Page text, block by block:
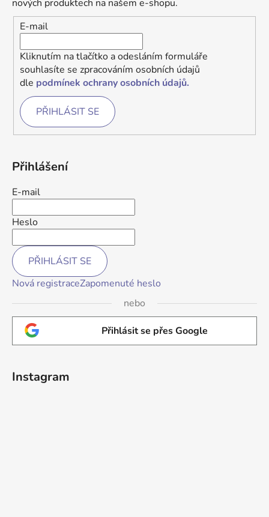
nových produktech na našem e-shopu.
E-mail
Kliknutím na tlačítko a odesláním formuláře
souhlasíte se zpracováním osobních údajů
dle podmínek ochrany osobních údajů.
PŘIHLÁSIT SE
Přihlášení
E-mail
Heslo
PŘIHLÁSIT SE
Nová registraceZapomenuté heslo
nebo
Přihlásit se přes Google
Instagram